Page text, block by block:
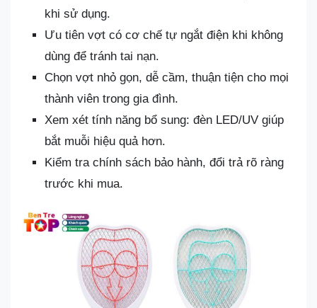
khi sử dụng.
Ưu tiên vợt có cơ chế tự ngắt điện khi không
dùng để tránh tai nạn.
Chọn vợt nhỏ gọn, dễ cầm, thuận tiện cho mọi
thành viên trong gia đình.
Xem xét tính năng bổ sung: đèn LED/UV giúp
bắt muỗi hiệu quả hơn.
Kiểm tra chính sách bảo hành, đổi trả rõ ràng
trước khi mua.